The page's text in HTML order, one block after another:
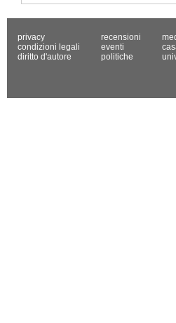
privacy
condizioni legali
diritto d'autore
recensioni
eventi
politiche